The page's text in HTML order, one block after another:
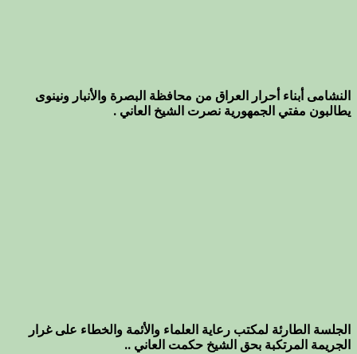
النشامى أبناء أحرار العراق من محافظة البصرة والأنبار ونينوى
يطالبون مفتي الجمهورية نصرت الشيخ العاني .
الجلسة الطارئة لمكتب رعاية العلماء والأئمة والخطاء على غرار
الجريمة المرتكبة بحق الشيخ حكمت العاني ..